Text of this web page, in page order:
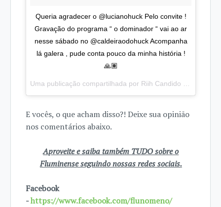
Queria agradecer o @lucianohuck Pelo convite !
Gravação do programa “ o dominador “ vai ao ar
nesse sábado no @caldeiraodohuck Acompanha
lá galera , pude conta pouco da minha história !
🙏🏽
Uma publicação compartilhada por Riih Candido ⚽️🙏🏽
E vocês, o que acham disso?! Deixe sua opinião
nos comentários abaixo.
Aproveite e saiba também TUDO sobre o
Fluminense seguindo nossas redes sociais.
Facebook
-https://www.facebook.com/flunomeno/